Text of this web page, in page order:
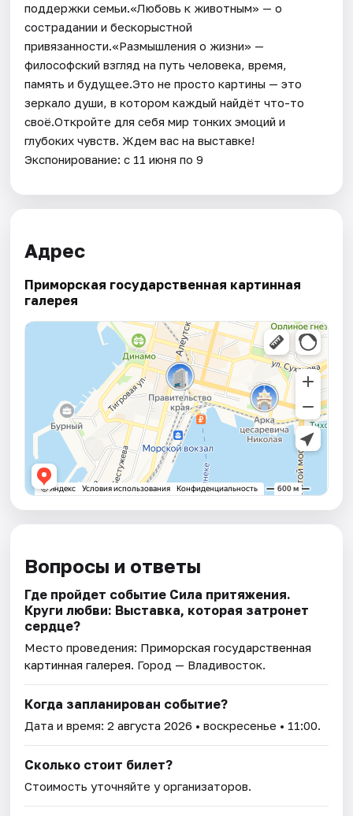
поддержки семьи.«Любовь к животным» — о
сострадании и бескорыстной
привязанности.«Размышления о жизни» —
философский взгляд на путь человека, время,
память и будущее.Это не просто картины — это
зеркало души, в котором каждый найдёт что-то
своё.Откройте для себя мир тонких эмоций и
глубоких чувств. Ждем вас на выставке!
Экспонирование: с 11 июня по 9
Адрес
Приморская государственная картинная
галерея
Вопросы и ответы
Где пройдет событие Сила притяжения.
Круги любви: Выставка, которая затронет
сердце?
Место проведения: Приморская государственная
картинная галерея. Город — Владивосток.
Когда запланирован событие?
Дата и время:2 августа 2026 • воскресенье • 11:00.
Сколько стоит билет?
Стоимость уточняйте у организаторов.